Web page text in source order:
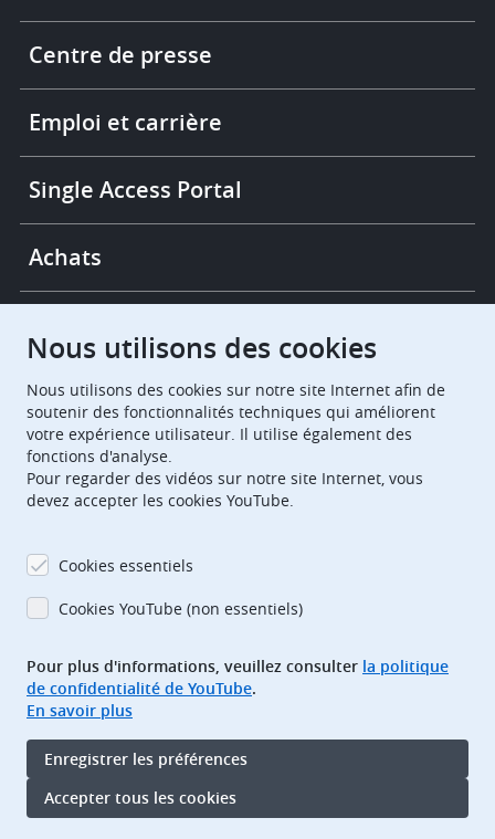
More
links
Centre de presse
Emploi et carrière
Single Access Portal
Achats
European Patent Office EPO Jobs
EuropeanPatentOffice
EPOorg EPOjobs
TheEPO
Footer
Adresse bibliographique
Conditions d’utilisation
Protection des données
Accessibilité
Nous utilisons des cookies
Nous utilisons des cookies sur notre site Internet afin de
soutenir des fonctionnalités techniques qui améliorent
votre expérience utilisateur. Il utilise également des
fonctions d'analyse.
Pour regarder des vidéos sur notre site Internet, vous
devez accepter les cookies YouTube.
Cookies essentiels
Cookies YouTube (non essentiels)
Pour plus d'informations, veuillez consulter la politique
de confidentialité de YouTube.
En savoir plus
Enregistrer les préférences
Accepter tous les cookies